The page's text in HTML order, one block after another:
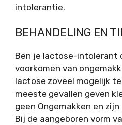
intolerantie.
BEHANDELING EN
Ben je lactose-intolerant
voorkomen van
lactose zoveel mogelijk
meeste gevallen geven
geen Ongemakken en
Bij de aangeboren vorm